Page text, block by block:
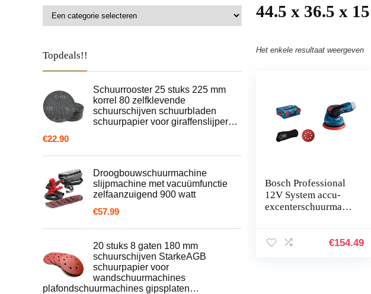
Topdeals!!
Schuurrooster 25 stuks 225 mm
korrel 80 zelfklevende
schuurschijven schuurbladen
schuurpapier voor giraffenslijper…
€22.90
Droogbouwschuurmachine
slijpmachine met vacuümfunctie
zelfaanzuigend 900 watt
€57.99
20 stuks 8 gaten 180 mm
schuurschijven StarkeAGB
schuurpapier voor
wandschuurmachines
plafondschuurmachines gipsplaten…
‎44.5 x 36.5 x
Het enkele resultaat weergeven
Bosch Professional
12V System accu-
excenterschuurmachi
(125 mm), 1x
€154.49